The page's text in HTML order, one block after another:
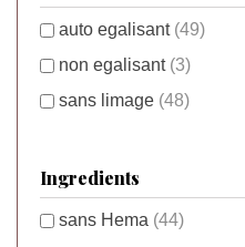
auto egalisant (49)
non egalisant (3)
sans limage (48)
Ingredients
sans Hema (44)